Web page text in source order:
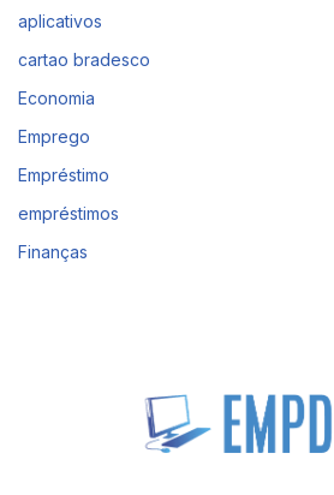
aplicativos
cartao bradesco
Economia
Emprego
Empréstimo
empréstimos
Finanças